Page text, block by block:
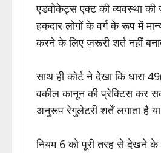
एडवोकेट्स एक्ट की व्यवस्था की
हकदार लोगों के वर्ग के रूप में
करने के लिए ज़रूरी शर्त नहीं
साथ ही कोर्ट ने देखा कि धारा
वकील कानून की प्रेक्टिस कर
अनुरूप रेगुलेटरी शर्तें लगाता है
नियम 6 को पूरी तरह से देखने के